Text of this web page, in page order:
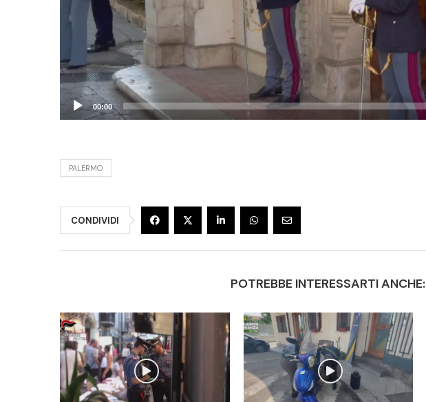
00:00
PALERMO
CONDIVIDI
POTREBBE INTERESSARTI ANCHE: